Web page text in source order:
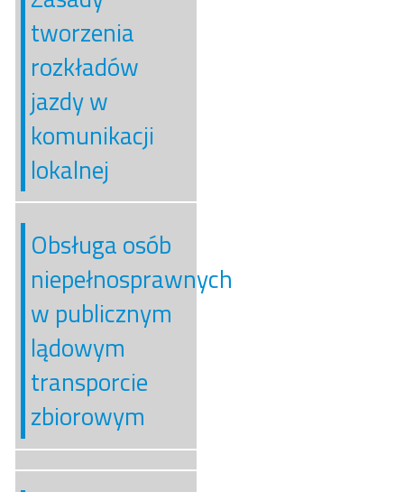
tworzenia
rozkładów
jazdy w
komunikacji
lokalnej
Obsługa osób
niepełnosprawnych
w publicznym
lądowym
transporcie
zbiorowym